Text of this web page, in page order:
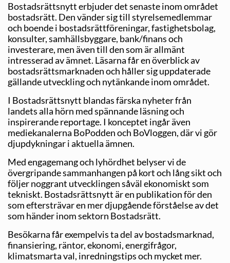
Bostadsrättsnytt erbjuder det senaste inom området
bostadsrätt. Den vänder sig till styrelsemedlemmar
och boende i bostadsrättföreningar, fastighetsbolag,
konsulter, samhällsbyggare, bank/finans och
investerare, men även till den som är allmänt
intresserad av ämnet. Läsarna får en överblick av
bostadsrättsmarknaden och håller sig uppdaterade
gällande utveckling och nytänkande inom området.
I Bostadsrättsnytt blandas färska nyheter från
landets alla hörn med spännande läsning och
inspirerande reportage. I konceptet ingår även
mediekanalerna BoPodden och BoVloggen, där vi gör
djupdykningar i aktuella ämnen.
Med engagemang och lyhördhet belyser vi de
övergripande sammanhangen på kort och lång sikt och
följer noggrant utvecklingen såväl ekonomiskt som
tekniskt. Bostadsrättsnytt är en publikation för den
som eftersträvar en mer djupgående förståelse av det
som händer inom sektorn Bostadsrätt.
Besökarna får exempelvis ta del av bostadsmarknad,
finansiering, räntor, ekonomi, energifrågor,
klimatsmarta val, inredningstips och mycket mer.